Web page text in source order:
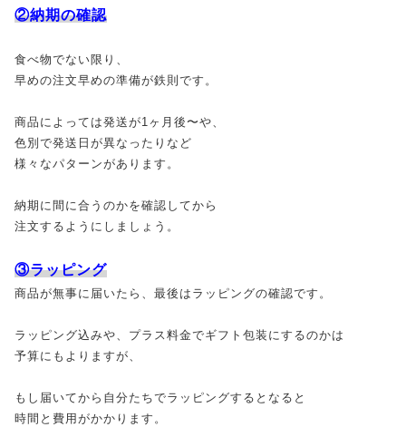
②納期の確認
食べ物でない限り、
早めの注文早めの準備が鉄則です。
商品によっては発送が1ヶ月後〜や、
色別で発送日が異なったりなど
様々なパターンがあります。
納期に間に合うのかを確認してから
注文するようにしましょう。
③ラッピング
商品が無事に届いたら、最後はラッピングの確認です。
ラッピング込みや、プラス料金でギフト包装にするのかは
予算にもよりますが、
もし届いてから自分たちでラッピングするとなると
時間と費用がかかります。